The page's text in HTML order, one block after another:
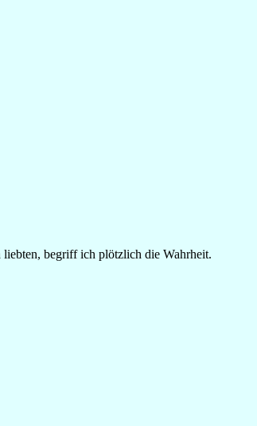
liebten, begriff ich plötzlich die Wahrheit.